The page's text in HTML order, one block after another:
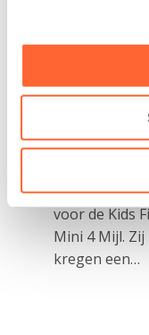
7 augustus
2026 –
donderdag
voor de Kids
Mini 4 Mijl. Zij
kregen een…